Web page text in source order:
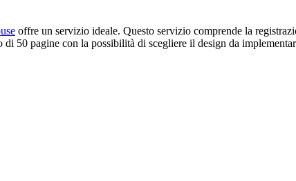
offre un servizio ideale. Questo servizio comprende la
50 pagine con la possibilità di scegliere il design da